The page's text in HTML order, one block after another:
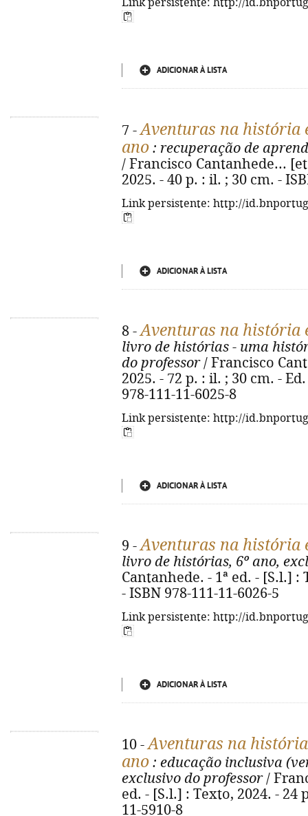
Link persistente: http://
ADICIONAR À LISTA
7 -Aventuras na história
ano : recuperação de
/ Francisco Cantanhede...
2025. - 40 p. : il. ; 30 cm. -
Link persistente: http://
ADICIONAR À LISTA
8 -Aventuras na história
livro de histórias - uma
do professor/ Francisco
2025. - 72 p. : il. ; 30 cm. -
978-111-11-6025-8
Link persistente: http://
ADICIONAR À LISTA
9 -Aventuras na história
livro de histórias, 6º ano,
Cantanhede. - 1ª ed. - [S.l.] :
- ISBN 978-111-11-6026-5
Link persistente: http://
ADICIONAR À LISTA
10 -Aventuras na
ano : educação inclusiva
exclusivo do professor/
ed. - [S.l.] : Texto, 2024. - 24
11-5910-8